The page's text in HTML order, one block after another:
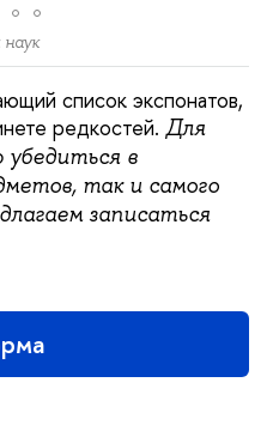
список экспонатов,
редкостей. Для
в
так и самого
записаться